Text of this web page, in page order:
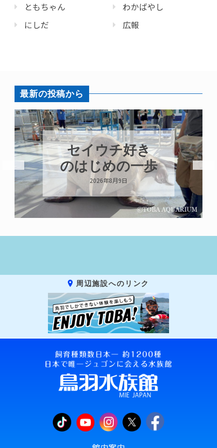
ともちゃん
にしだ
わかばやし
広報
最新の投稿から
セイウチ好き
のはじめの一歩
2026年8月9日
周辺施設へのリンク